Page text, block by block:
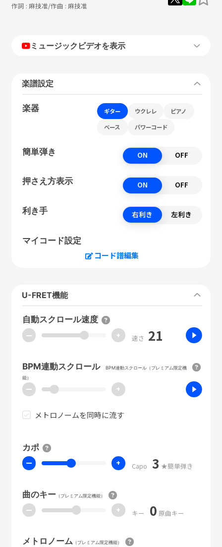
作詞 : 麻技准/作曲 : 麻技准
ミュージックビデオを表示
楽譜設定
楽器 ギター ウクレレ ピアノ
ベース パワーコード
簡単弾き ON OFF
押さえ方表示 ON OFF
利き手 右利き 左利き
マイコード設定
コード譜編集
U-FRET機能
自動スクロール速度
ー + 速さ 21
BPM連動スクロール
BPM連動スクロール（プレミアム限定機
能）
ー +
メトロノームを同時に流す
カポ
ー + Capo 3 ★簡単弾き
曲のキー（プレミアム限定機能）
ー + キー 0 原曲キー
メトロノーム（プレミアム限定機能）